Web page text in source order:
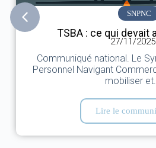
SNPNC
TSBA : ce qui devait
27/11/2025
Communiqué national. Le
Personnel Navigant
mobiliser
Lire le